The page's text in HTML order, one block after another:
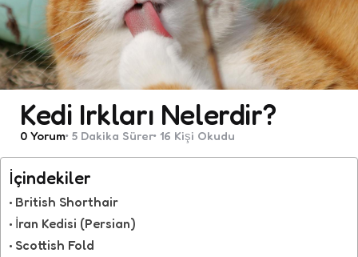
Kedi Irkları Nelerdir?
0 Yorum 5 Dakika Sürer 16 Kişi Okudu
İçindekiler
British Shorthair
İran Kedisi (Persian)
Scottish Fold